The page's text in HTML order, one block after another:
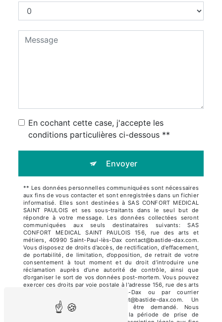
En cochant cette case, j'accepte les
conditions particulières ci-dessous **
Envoyer
** Les données personnelles communiquées sont nécessaires
aux fins de vous contacter et sont enregistrées dans un fichier
informatisé. Elles sont destinées à SAS CONFORT MEDICAL
SAINT PAULOIS et ses sous-traitants dans le seul but de
répondre à votre message. Les données collectées seront
communiquées aux seuls destinataires suivants: SAS
CONFORT MEDICAL SAINT PAULOIS 156, rue des arts et
métiers, 40990 Saint-Paul-lès-Dax contact@bastide-dax.com.
Vous disposez de droits d’accès, de rectification, d’effacement,
de portabilité, de limitation, d’opposition, de retrait de votre
consentement à tout moment et du droit d’introduire une
réclamation auprès d’une autorité de contrôle, ainsi que
d’organiser le sort de vos données post-mortem. Vous pouvez
exercer ces droits par voie postale à l'adresse 156, rue des arts
et métiers, 40990 Saint-Paul-lès-Dax ou par courrier
électronique à l'adresse contact@bastide-dax.com. Un
justificatif d'identité pourra vous être demandé. Nous
conservons vos données pendant la période de prise de